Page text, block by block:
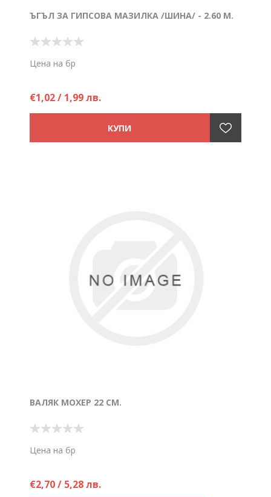
ЪГЪЛ ЗА ГИПСОВА МАЗИЛКА /ШИНА/ - 2.60 М.
Цена на бр
€1,02 / 1,99 лв.
ВАЛЯК МОХЕР 22 СМ.
Цена на бр
€2,70 / 5,28 лв.